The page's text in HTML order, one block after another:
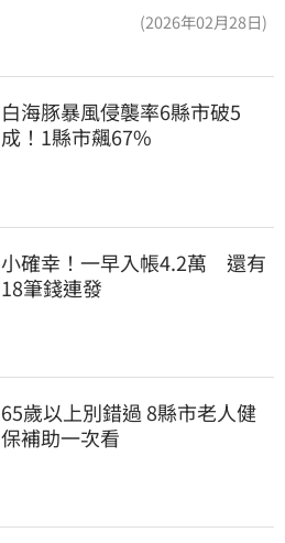
(2026年02月28日)
白海豚暴風侵襲率6縣市破5
成！1縣市飆67%
小確幸！一早入帳4.2萬　還有
18筆錢連發
65歲以上別錯過 8縣市老人健
保補助一次看